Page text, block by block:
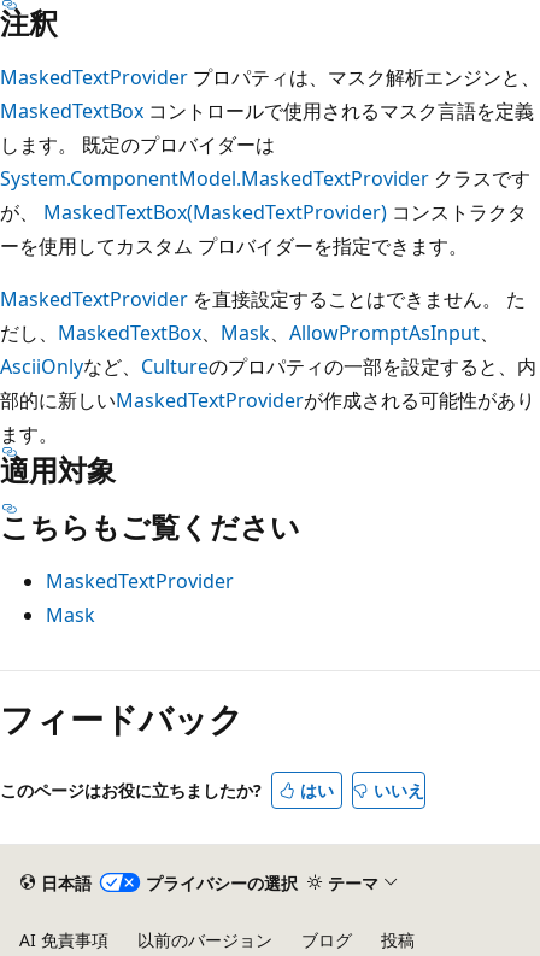
注釈
MaskedTextProvider プロパティは、マスク解析エンジンと、
MaskedTextBox コントロールで使用されるマスク言語を定義
します。 既定のプロバイダーは
System.ComponentModel.MaskedTextProvider クラスです
が、 MaskedTextBox(MaskedTextProvider) コンストラクタ
ーを使用してカスタム プロバイダーを指定できます。
MaskedTextProvider を直接設定することはできません。 た
だし、 MaskedTextBox、 Mask、 AllowPromptAsInput、
AsciiOnlyなど、 Cultureのプロパティの一部を設定すると、内
部的に新しいMaskedTextProviderが作成される可能性があり
ます。
適用対象
こちらもご覧ください
MaskedTextProvider
Mask
フィードバック
このページはお役に立ちましたか? はい いいえ
日本語 プライバシーの選択 テーマ
AI 免責事項 以前のバージョン ブログ 投稿